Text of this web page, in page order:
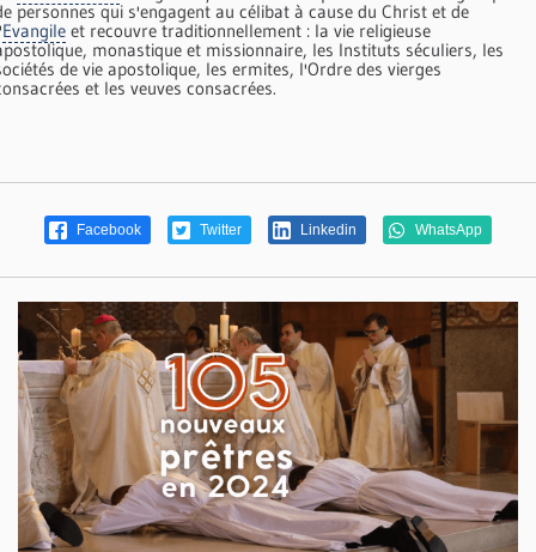
personnes qui s'engagent au célibat à cause du Christ et de
Evangile et recouvre traditionnellement : la vie religieuse
monastique et missionnaire, les Instituts séculiers, les
de vie apostolique, les ermites, l'Ordre des vierges
et les veuves consacrées.
Facebook Twitter Linkedin WhatsApp